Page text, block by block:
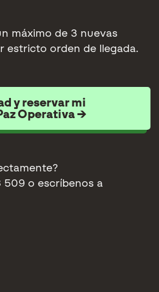
máximo de 3 nuevas
estricto orden de llegada.
y reservar mi
Operativa →
509 o escríbenos a